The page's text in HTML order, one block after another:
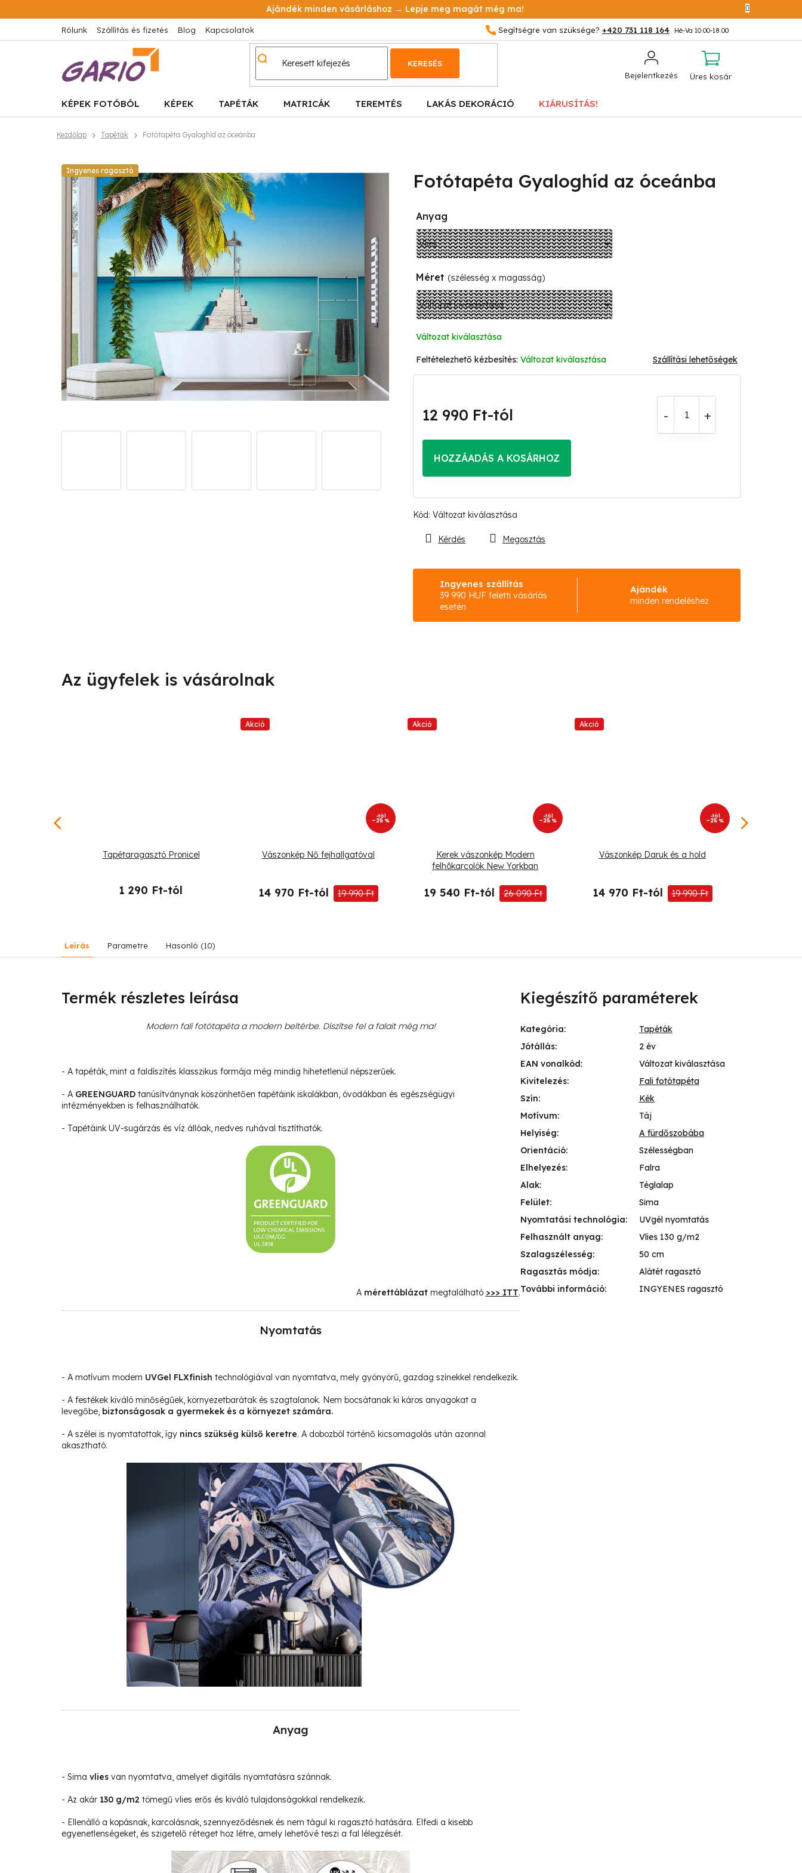
a
tartalomhoz
Ajándék minden vásárláshoz → Lepje meg magát még ma!
+420 731 118 164
Rólunk Szállítás és fizetés Blog Kapcsolatok
Bejelentkezés
KERESÉS
KOSÁR
Üres kosár
KÉPEK FOTÓBÓL KÉPEK TAPÉTÁK MATRICÁK TEREMTÉS LAKÁS DEKORÁCIÓ KIÁRUSÍTÁS!
Kezdőlap Tapéták Fotótapéta Gyaloghíd az óceánba
Ingyenes ragasztó Fotótapéta Gyaloghíd az óceánba
Kód: Változat kiválasztása
Anyag
Méret (szélesség x magasság)
Változat kiválasztása
Változat kiválasztása Szállítási lehetőségek
12 990 Ft-tól
HOZZÁADÁS A KOSÁRHOZ
Ingyenes szállítás
39 990 HUF feletti vásárlás
esetén
Ajándék
minden rendeléshez
Kérdés Megosztás
–25 %
Tapétaragasztó Pronicel
1 290 Ft-tól
Akció
-tól
–25 %
Vászonkép Nő fejhallgatóval
14 970 Ft-tól 19 990 Ft
Akció
-tól
–25 %
Kerek vászonkép Modern
felhõkarcolók New Yorkban
19 540 Ft-tól 26 090 Ft
Akció
-tól
–25 %
Vászonkép Daruk és a hold
14 970 Ft-tól 19 990 Ft
Leírás Parametre Hasonló (10)
Termék részletes leírása
Modern fali fotótapéta a modern beltérbe. Díszítse fel a falait még ma!
- A tapéták, mint a faldíszítés klasszikus formája még mindig hihetetlenül népszerűek.
- A GREENGUARD tanúsítványnak köszönhetően tapétáink iskolákban, óvodákban és egészségügyi
intézményekben is felhasználhatók.
- Tapétáink UV-sugárzás és víz állóak, nedves ruhával tisztíthatók.
A mérettáblázat megtalálható >>> ITT.
Nyomtatás
- A motívum modern UVGel FLXfinish technológiával van nyomtatva, mely gyönyörű, gazdag színekkel rendelkezik.
- A festékek kiváló minőségűek, környezetbarátak és szagtalanok. Nem bocsátanak ki káros anyagokat a
levegőbe, biztonságosak a gyermekek és a környezet számára.
- A szélei is nyomtatottak, így nincs szükség külső keretre. A dobozból történő kicsomagolás után azonnal
akasztható.
Anyag
- Sima vlies van nyomtatva, amelyet digitális nyomtatásra szánnak.
- Az akár 130 g/m2 tömegű vlies erős és kiváló tulajdonságokkal rendelkezik.
- Ellenálló a kopásnak, karcolásnak, szennyeződésnek és nem tágul ki ragasztó hatására. Elfedi a kisebb
egyenetlenségeket, és szigetelő réteget hoz létre, amely lehetővé teszi a fal lélegzését.
Kiegészítő paraméterek
Kategória:
Tapéták
Jótállás:
2 év
EAN vonalkód:
Változat kiválasztása
Kivitelezés:
Fali fotótapéta
Szín:
Kék
Motívum:
Táj
Helyiség:
A fürdőszobába
Orientáció:
Szélességban
Elhelyezés:
Falra
Alak:
Téglalap
Felület:
Sima
Nyomtatási technológia:
UVgél nyomtatás
Felhasznált anyag:
Vlies 130 g/m2
Szalagszélesség:
50 cm
Ragasztás módja:
Alátét ragasztó
További információ: INGYENES ragasztó